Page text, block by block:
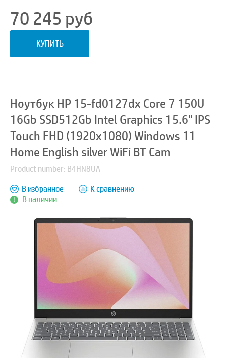
70 245 руб
КУПИТЬ
Ноутбук HP 15-fd0127dx Core 7 150U
16Gb SSD512Gb Intel Graphics 15.6" IPS
Touch FHD (1920x1080) Windows 11
Home English silver WiFi BT Cam
Product number: B4HN8UA
В наличии
В избранное К сравнению